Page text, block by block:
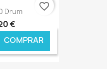
Drum
€
COMPRAR
favorite_border